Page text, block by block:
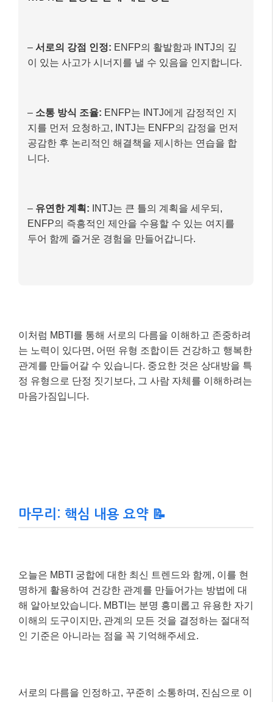
– 서로의 강점 인정: ENFP의 활발함과 INTJ의 깊
이 있는 사고가 시너지를 낼 수 있음을 인지합니다.
– 소통 방식 조율: ENFP는 INTJ에게 감정적인 지
지를 먼저 요청하고, INTJ는 ENFP의 감정을 먼저
공감한 후 논리적인 해결책을 제시하는 연습을 합
니다.
– 유연한 계획: INTJ는 큰 틀의 계획을 세우되,
ENFP의 즉흥적인 제안을 수용할 수 있는 여지를
두어 함께 즐거운 경험을 만들어갑니다.
이처럼 MBTI를 통해 서로의 다름을 이해하고 존중하려
는 노력이 있다면, 어떤 유형 조합이든 건강하고 행복한
관계를 만들어갈 수 있습니다. 중요한 것은 상대방을 특
정 유형으로 단정 짓기보다, 그 사람 자체를 이해하려는
마음가짐입니다.
마무리: 핵심 내용 요약 📝
오늘은 MBTI 궁합에 대한 최신 트렌드와 함께, 이를 현
명하게 활용하여 건강한 관계를 만들어가는 방법에 대
해 알아보았습니다. MBTI는 분명 흥미롭고 유용한 자기
이해의 도구이지만, 관계의 모든 것을 결정하는 절대적
인 기준은 아니라는 점을 꼭 기억해주세요.
서로의 다름을 인정하고, 꾸준히 소통하며, 진심으로 이